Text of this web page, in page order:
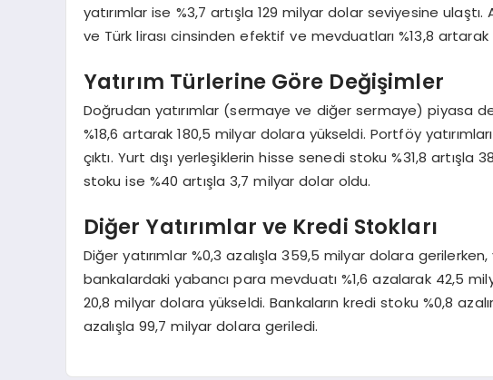
yatırımlar ise %3,7 artışla 129 milyar dolar seviyesine
ve Türk lirası cinsinden efektif ve mevduatları %13,8
Yatırım Türlerine Göre Değişimler
Doğrudan yatırımlar (sermaye ve diğer sermaye) piyasa
%18,6 artarak 180,5 milyar dolara yükseldi. Portföy
çıktı. Yurt dışı yerleşiklerin hisse senedi stoku %31,8
stoku ise %40 artışla 3,7 milyar dolar oldu.
Diğer Yatırımlar ve Kredi Stokları
Diğer yatırımlar %0,3 azalışla 359,5 milyar dolara
bankalardaki yabancı para mevduatı %1,6 azalarak 42,5
20,8 milyar dolara yükseldi. Bankaların kredi stoku %0,8
azalışla 99,7 milyar dolara geriledi.